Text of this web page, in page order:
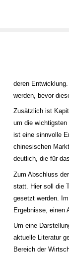
deren
werden, bevor
Zusätzlich ist
um die
ist eine sinnvolle
chinesischen
deutlich, die für
Zum Abschluss
statt. Hier soll die
gesetzt werden.
Ergebnisse, einen
Um eine
aktuelle Literatur
Bereich der